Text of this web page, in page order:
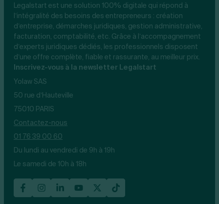
Legalstart est une solution 100% digitale qui répond à
l’intégralité des besoins des entrepreneurs : création
d’entreprise, démarches juridiques, gestion administrative,
facturation, comptabilité, etc. Grâce à l’accompagnement
d’experts juridiques dédiés, les professionnels disposent
d’une offre complète, fiable et rassurante, au meilleur prix.
Inscrivez-vous à la newsletter Legalstart
Yolaw SAS
50 rue d’Hauteville
75010 PARIS
Contactez-nous
01 76 39 00 60
Du lundi au vendredi de 9h à 19h
Le samedi de 10h à 18h